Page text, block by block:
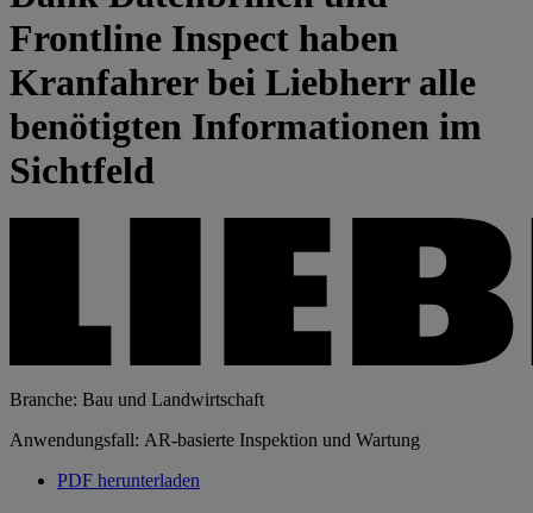
Frontline Inspect haben
Kranfahrer bei Liebherr alle
benötigten Informationen im
Sichtfeld
Branche: Bau und Landwirtschaft
Anwendungsfall: AR-basierte Inspektion und Wartung
PDF herunterladen